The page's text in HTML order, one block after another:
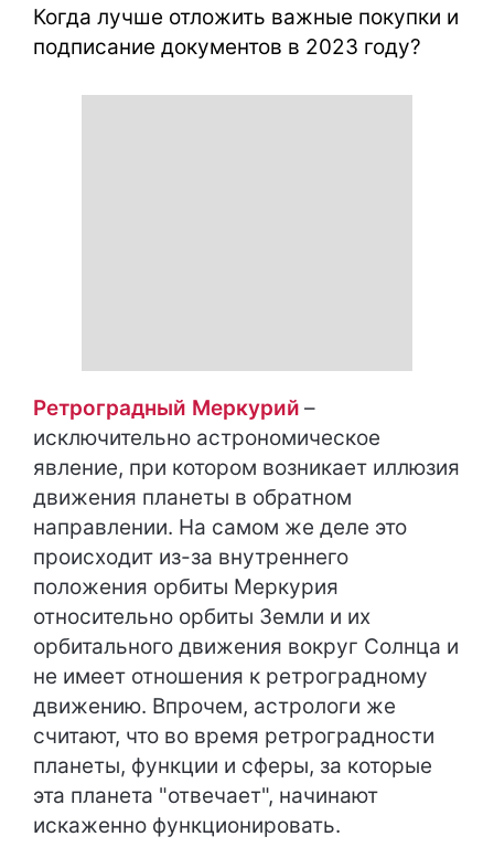
Когда лучше отложить важные покупки и
подписание документов в 2023 году?
Ретроградный Меркурий –
исключительно астрономическое
явление, при котором возникает иллюзия
движения планеты в обратном
направлении. На самом же деле это
происходит из-за внутреннего
положения орбиты Меркурия
относительно орбиты Земли и их
орбитального движения вокруг Солнца и
не имеет отношения к ретроградному
движению. Впрочем, астрологи же
считают, что во время ретроградности
планеты, функции и сферы, за которые
эта планета "отвечает", начинают
искаженно функционировать.